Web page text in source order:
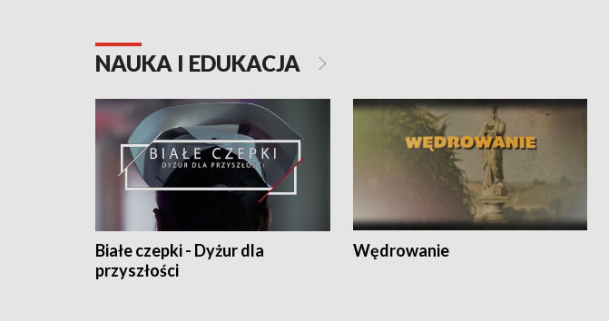
NAUKA I EDUKACJA
Białe czepki - Dyżur dla
przyszłości
Wędrowanie